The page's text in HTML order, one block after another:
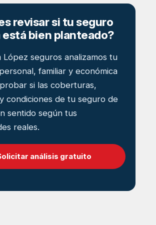
revisar si tu seguro
está bien planteado?
López seguros analizamos tu
familiar y económica
si las coberturas,
condiciones de tu seguro de
sentido según tus
reales.
análisis gratuito